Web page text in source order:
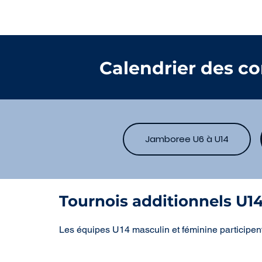
Jamboree U6 à U14
Tournois additionnels
Les équipes U14 masculin et féminine
Calendrier des